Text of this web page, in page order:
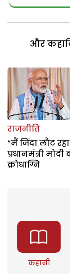
और
राजनीति
“मैं जिंदा लौट
प्रधानमंत्री मोदी
क्रोधाग्नि
कहानी